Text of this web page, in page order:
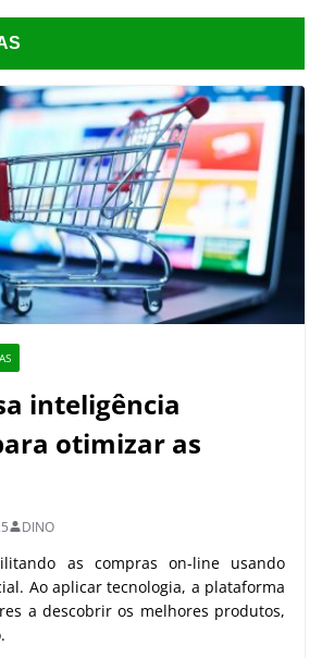
inteligência
otimizar as
DINO
as compras on-line usando
Ao aplicar tecnologia, a plataforma
a descobrir os melhores produtos,